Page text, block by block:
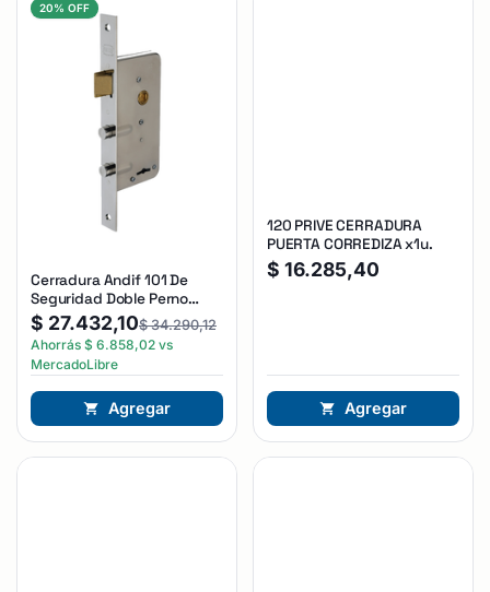
20% OFF
Cerradura Andif 101 De
Seguridad Doble Perno
Reforzada Plateado
$ 27.432,10$34.290,12
Ahorrás $ 6.858,02 vs
MercadoLibre
Agregar
120 PRIVE CERRADURA
PUERTA CORREDIZA x1u.
$ 16.285,40
Agregar